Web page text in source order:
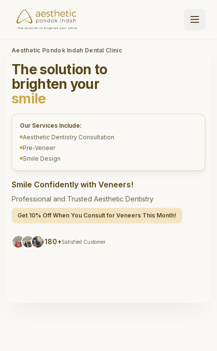
Aesthetic Pondok Indah Dental Clinic
The solution to
brighten your
smile
Our Services Include:
Aesthetic Dentistry Consultation
Pre-Veneer
Smile Design
Smile Confidently with Veneers!
Professional and Trusted Aesthetic Dentistry
Get 10% Off When You Consult for Veneers This Month!
180+Satisfied Customer